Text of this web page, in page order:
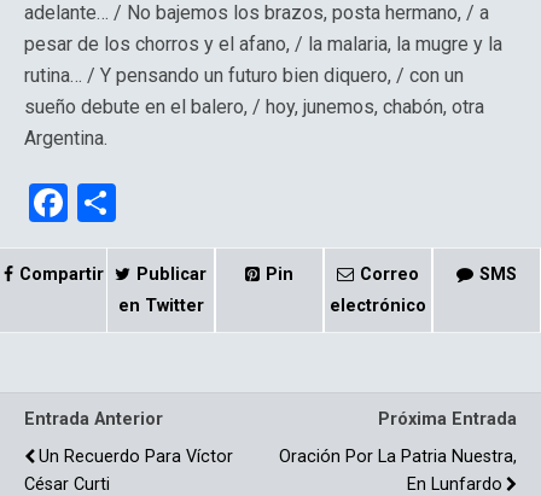
adelante… / No bajemos los brazos, posta hermano, / a
pesar de los chorros y el afano, / la malaria, la mugre y la
rutina… / Y pensando un futuro bien diquero, / con un
sueño debute en el balero, / hoy, junemos, chabón, otra
Argentina.
F
a
ce
k
o
m
p
Compartir
Publicar
en Twitter
Pin
Correo
electrónico
SMS
Entrada Anterior
Un Recuerdo Para Víctor
César Curti
Próxima Entrada
Oración Por La Patria Nuestra,
En Lunfardo